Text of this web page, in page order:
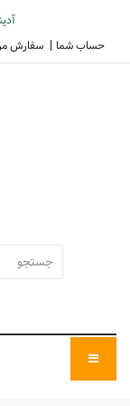
حساب شما
سفارش